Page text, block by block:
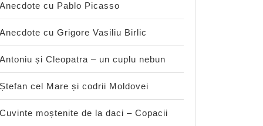
Anecdote cu Pablo Picasso
Anecdote cu Grigore Vasiliu Birlic
Antoniu și Cleopatra – un cuplu nebun
Ștefan cel Mare și codrii Moldovei
Cuvinte moștenite de la daci – Copacii